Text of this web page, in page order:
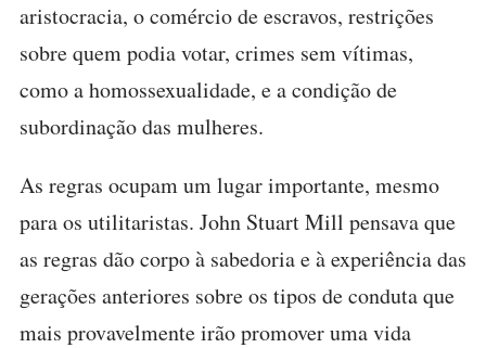
aristocracia, o comércio de escravos, restrições
sobre quem podia votar, crimes sem vítimas,
como a homossexualidade, e a condição de
subordinação das mulheres.
As regras ocupam um lugar importante, mesmo
para os utilitaristas. John Stuart Mill pensava que
as regras dão corpo à sabedoria e à experiência das
gerações anteriores sobre os tipos de conduta que
mais provavelmente irão promover uma vida